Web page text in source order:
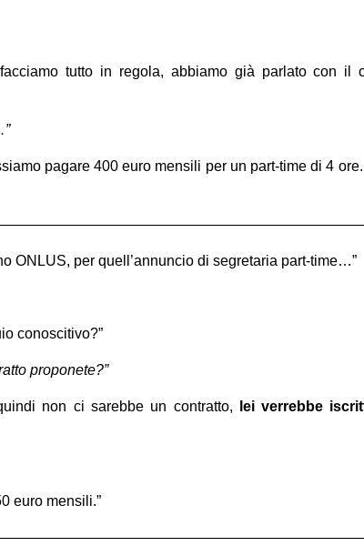
tutto in regola, abbiamo già parlato con il
pagare 400 euro mensili per un part-time di 4
ONLUS, per quell’annuncio di segretaria part-time…”
conoscitivo?”
proponete?”
non ci sarebbe un contratto,
lei verrebbe
euro mensili.”